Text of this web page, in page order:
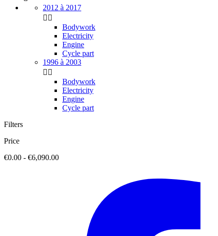
2012 à 2017
 
Bodywork
Electricity
Engine
Cycle part
1996 à 2003
 
Bodywork
Electricity
Engine
Cycle part
Filters
Price
€0.00 - €6,090.00